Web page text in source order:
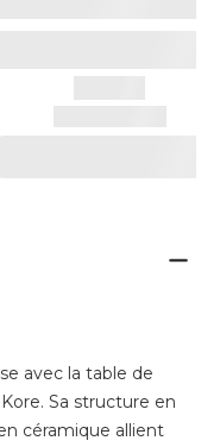
avec la table de
Sa structure en
céramique allient